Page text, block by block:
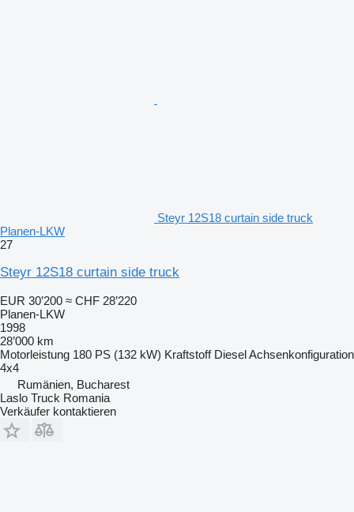
Steyr 12S18 curtain side truck
Planen-LKW
27
Steyr 12S18 curtain side truck
EUR 30’200 ≈ CHF 28’220
Planen-LKW
1998
28’000 km
Motorleistung 180 PS (132 kW) Kraftstoff DieselAchsenkonfiguration
4x4
Rumänien, Bucharest
Laslo Truck Romania
Verkäufer kontaktieren